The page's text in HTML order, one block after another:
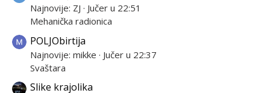
Najnovije: ZJ
Jučer u 22:51
Mehanička radionica
POLJObirtija
Najnovije: mikke
Jučer u 22:37
Svaštara
Slike krajolika